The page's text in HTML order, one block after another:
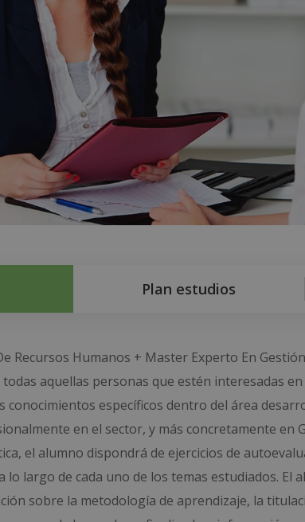
Plan estudios
Recursos Humanos + Master Experto En
aquellas personas que estén interesadas
específicos dentro del área
en el sector, y más concretamente en
el alumno dispondrá de ejercicios de
lo largo de cada uno de los temas estudiados. El
sobre la metodología de aprendizaje, la